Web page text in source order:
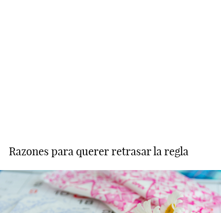
Razones para querer retrasar la regla